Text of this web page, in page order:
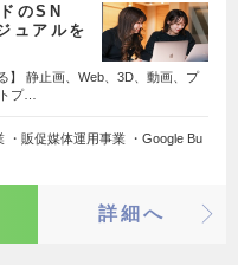
のSN
ュアルを
】 静止画、Web、3D、動画、プ
プ…
・販促媒体運用事業 ・Google Bu
詳細へ